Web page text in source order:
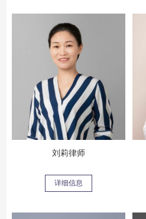
刘莉律师
详细信息